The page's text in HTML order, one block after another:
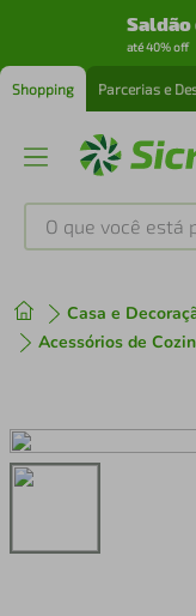
até 40% off
Shopping Parcerias e
O que você está
Casa e
Acessórios de
1º tenis
3º